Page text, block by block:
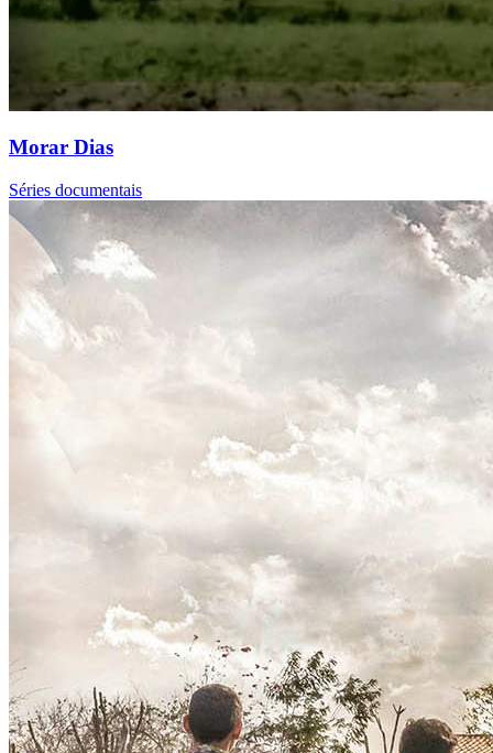
Morar Dias
Séries documentais